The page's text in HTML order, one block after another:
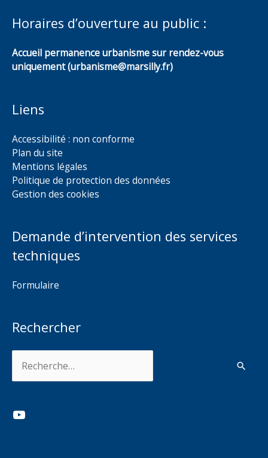
Horaires d’ouverture au public :
Accueil permanence urbanisme sur rendez-vous
uniquement (urbanisme@marsilly.fr)
Liens
Accessibilité : non conforme
Plan du site
Mentions légales
Politique de protection des données
Gestion des cookies
Demande d’intervention des services
techniques
Formulaire
Rechercher
YouTube